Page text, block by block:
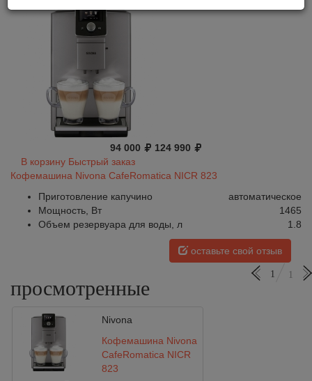
94 000
124 990
В корзину Быстрый заказ
Кофемашина Nivona CafeRomatica NICR 823
Приготовление капучино
автоматическое
Мощность, Вт
1465
Объем резервуара для воды, л
1.8
оставьте свой отзыв
просмотренные
1 1
Nivona
Кофемашина Nivona
CafeRomatica NICR
823